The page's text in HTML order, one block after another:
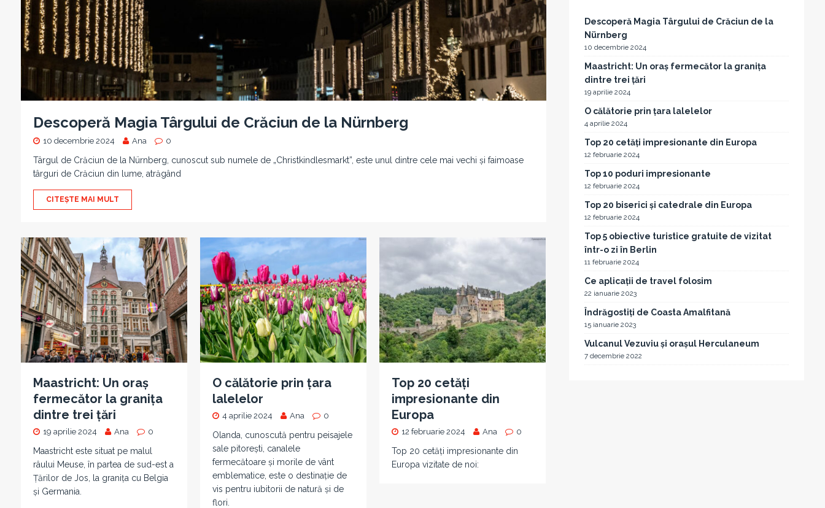
Descoperă Magia Târgului de Crăciun de la Nürnberg
10 decembrie 2024 Ana 0
Târgul de Crăciun de la Nürnberg, cunoscut sub numele de „Christkindlesmarkt”, este unul dintre cele mai vechi și faimoase
târguri de Crăciun din lume, atrăgând
CITEȘTE MAI MULT
Maastricht: Un oraș
fermecător la granița
dintre trei țări
19 aprilie 2024 Ana 0
Maastricht este situat pe malul
râului Meuse, în partea de sud-est a
Țărilor de Jos, la granița cu Belgia
și Germania.
O călătorie prin țara
lalelelor
4 aprilie 2024 Ana 0
Olanda, cunoscută pentru peisajele
sale pitorești, canalele
fermecătoare și morile de vânt
emblematice, este o destinație de
vis pentru iubitorii de natură și de
flori.
Top 20 cetăți
impresionante din
Europa
12 februarie 2024 Ana 0
Top 20 cetăți impresionante din
Europa vizitate de noi:
Descoperă Magia Târgului de Crăciun de la
Nürnberg
10 decembrie 2024
Maastricht: Un oraș fermecător la granița
dintre trei țări
19 aprilie 2024
O călătorie prin țara lalelelor
4 aprilie 2024
Top 20 cetăți impresionante din Europa
12 februarie 2024
Top 10 poduri impresionante
12 februarie 2024
Top 20 biserici și catedrale din Europa
12 februarie 2024
Top 5 obiective turistice gratuite de vizitat
într-o zi în Berlin
11 februarie 2024
Ce aplicații de travel folosim
22 ianuarie 2023
Îndrăgostiți de Coasta Amalfitană
15 ianuarie 2023
Vulcanul Vezuviu și orașul Herculaneum
7 decembrie 2022